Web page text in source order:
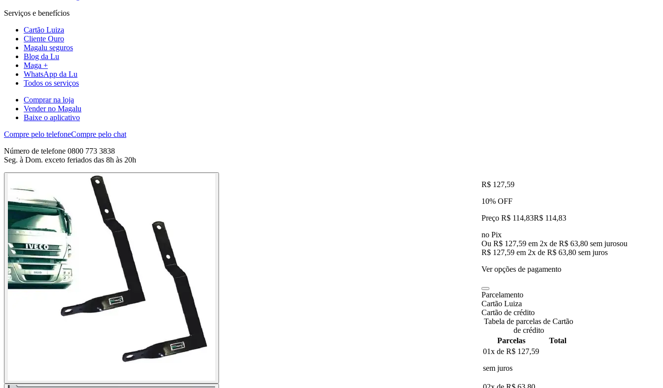
Serviços e benefícios
Cartão Luiza
Cliente Ouro
Magalu seguros
Blog da Lu
Maga +
WhatsApp da Lu
Todos os serviços
Comprar na loja
Vender no Magalu
Baixe o aplicativo
Compre pelo telefoneCompre pelo chat
Número de telefone 0800 773 3838
Seg. à Dom. exceto feriados das 8h às 20h
R$ 127,59
10% OFF
Preço R$ 114,83R$ 114,83
no Pix
Ou R$ 127,59 em 2x de R$ 63,80 sem jurosou
R$ 127,59 em 2x de R$ 63,80 sem juros
Ver opções de pagamento
Parcelamento
Cartão Luiza
Cartão de crédito
Tabela de parcelas de Cartão
de crédito
Parcelas
Total
01x de R$ 127,59
sem juros